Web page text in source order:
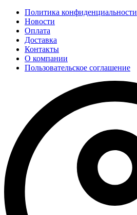
Политика конфиденциальности
Новости
Оплата
Доставка
Контакты
О компании
Пользовательское соглашение